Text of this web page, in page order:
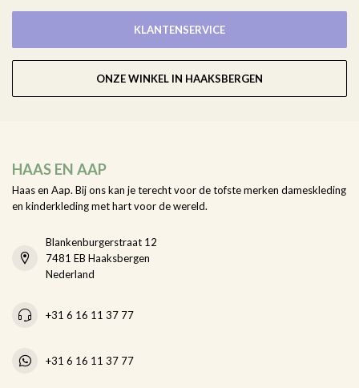
KLANTENSERVICE
ONZE WINKEL IN HAAKSBERGEN
HAAS EN AAP
Haas en Aap. Bij ons kan je terecht voor de tofste merken dameskleding
en kinderkleding met hart voor de wereld.
Blankenburgerstraat 12
7481 EB Haaksbergen
Nederland
+31 6 16 11 37 77
+31 6 16 11 37 77